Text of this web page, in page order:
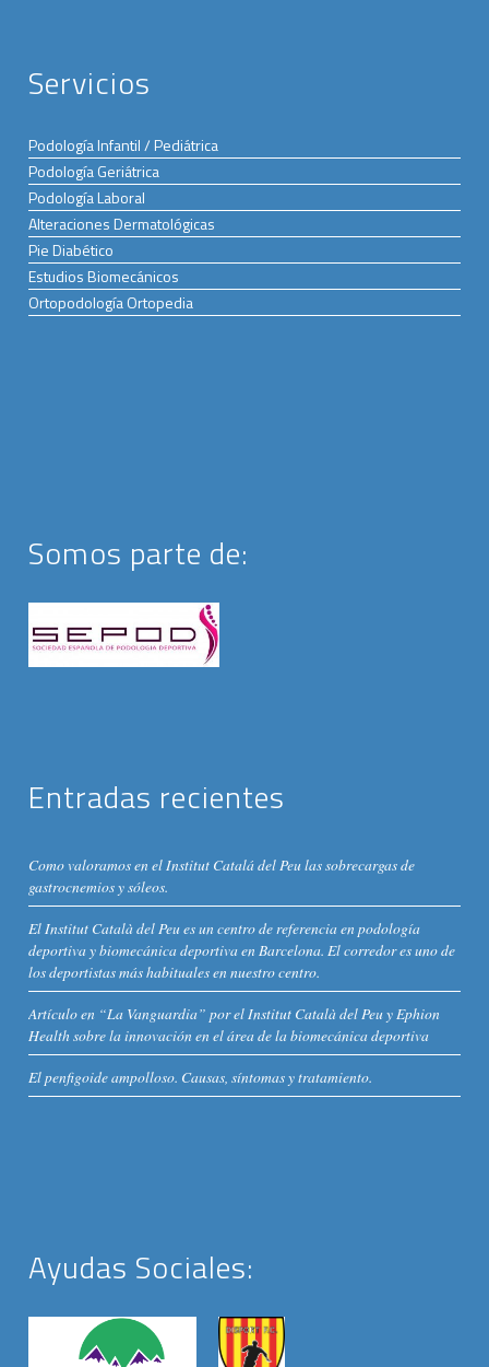
Servicios
Podología Infantil / Pediátrica
Podología Geriátrica
Podología Laboral
Alteraciones Dermatológicas
Pie Diabético
Estudios Biomecánicos
Ortopodología Ortopedia
Somos parte de:
Entradas recientes
Como valoramos en el Institut Catalá del Peu las sobrecargas de
gastrocnemios y sóleos.
El Institut Català del Peu es un centro de referencia en podología
deportiva y biomecánica deportiva en Barcelona. El corredor es uno de
los deportistas más habituales en nuestro centro.
Artículo en “La Vanguardia” por el Institut Català del Peu y Ephion
Health sobre la innovación en el área de la biomecánica deportiva
El penfigoide ampolloso. Causas, síntomas y tratamiento.
Ayudas Sociales: